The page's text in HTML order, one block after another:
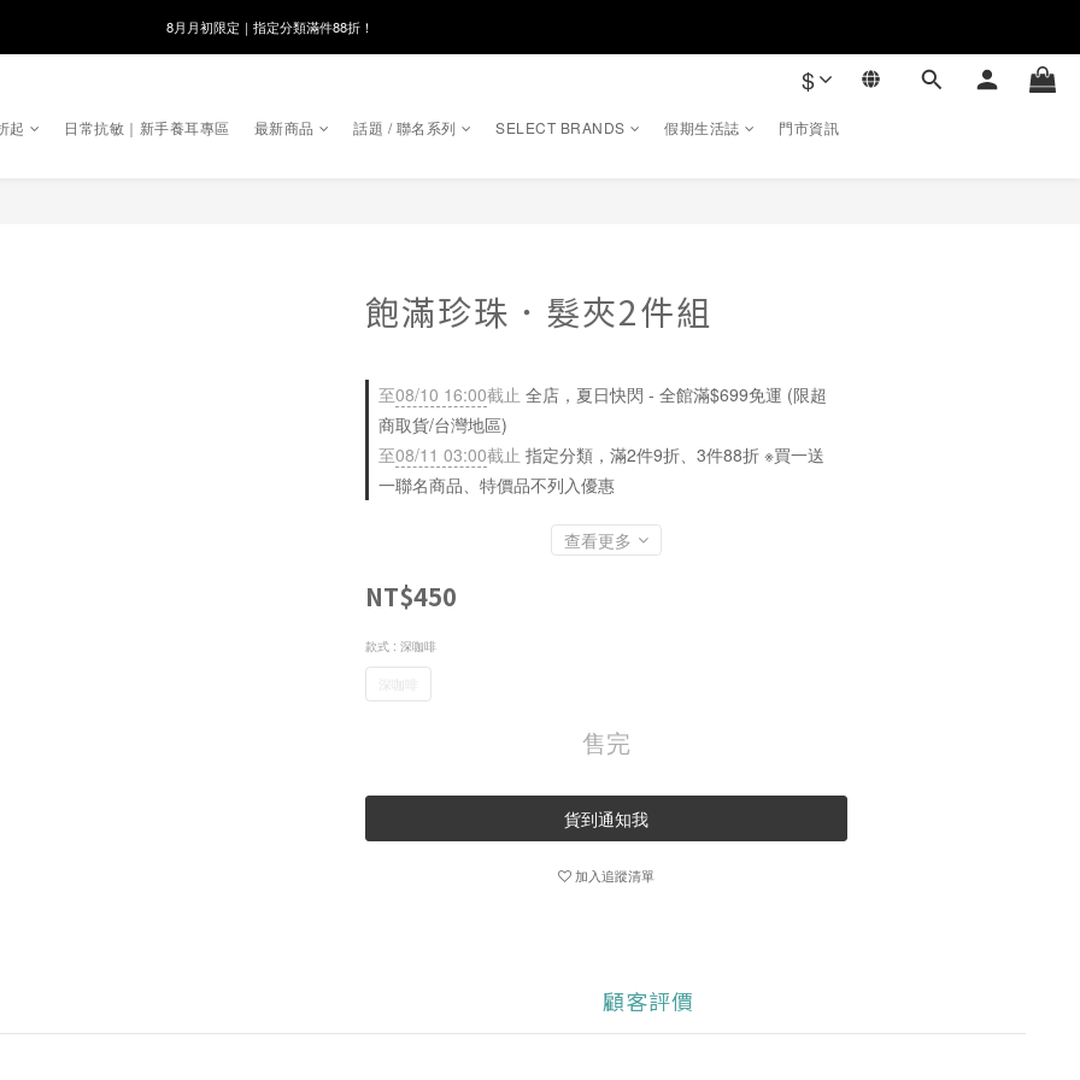
8月月初限定｜指定分類滿件88折！
線在，好事發生｜祈願新品 第2件享9折
8月月初限定｜指定分類滿件88折！
$
起 日常抗敏｜新手養耳專區 最新商品 話題 / 聯名系列 SELECT BRANDS 假期生活誌 門市資訊
飽滿珍珠．髮夾2件組
至08/10 16:00截止 全店，夏日快閃 - 全館滿$699免運 (限超
商取貨/台灣地區)
至08/11 03:00截止 指定分類，滿2件9折、3件88折 ※買一送
一聯名商品、特價品不列入優惠
查看更多
NT$450
款式 : 深咖啡
深咖啡
售完
貨到通知我
加入追蹤清單
顧客評價